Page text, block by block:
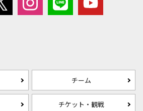
チーム
チケット・観戦